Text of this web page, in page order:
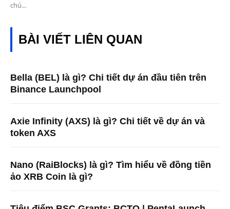
chú...
BÀI VIẾT LIÊN QUAN
Bella (BEL) là gì? Chi tiết dự án đầu tiên trên
Binance Launchpool
Axie Infinity (AXS) là gì? Chi tiết về dự án và
token AXS
Nano (RaiBlocks) là gì? Tìm hiểu về đồng tiền
ảo XRB Coin là gì?